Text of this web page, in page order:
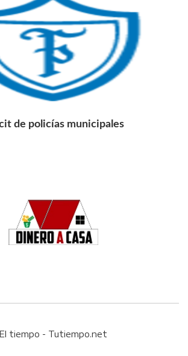
de policías municipales
El tiempo - Tutiempo.net